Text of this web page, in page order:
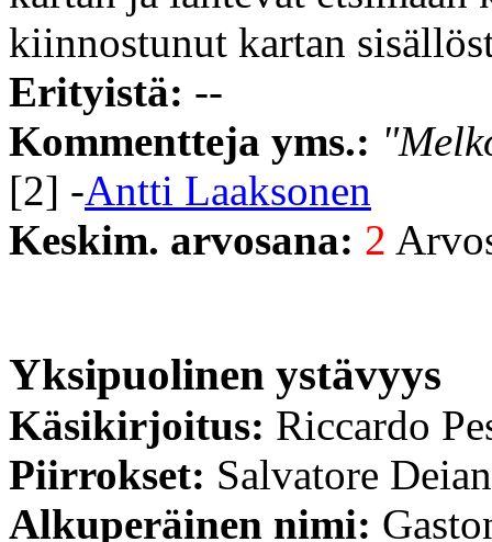
kiinnostunut kartan
Erityistä: --
Kommentteja yms.:
[2] -Antti Laaksonen
Keskim. arvosana: 2
Yksipuolinen ystävyys
Käsikirjoitus: Riccardo
Piirrokset: Salvatore
Alkuperäinen nimi: